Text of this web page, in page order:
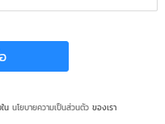
น นโยบายความเป็นส่วนตัว ของเรา